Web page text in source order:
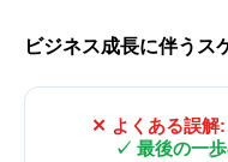
ビジネス成長に伴うス
✕ よくある誤解
✓ 最後の一